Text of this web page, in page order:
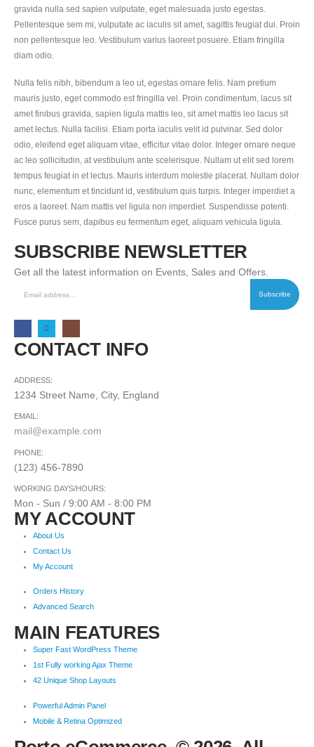
gravida nulla sed sapien vulputate, eget malesuada justo egestas.
Pellentesque sem mi, vulputate ac iaculis sit amet, sagittis feugiat dui. Proin
non pellentesque leo. Vestibulum varius laoreet posuere. Etiam fringilla
diam odio.
Nulla felis nibh, bibendum a leo ut, egestas ornare felis. Nam pretium
mauris justo, eget commodo est fringilla vel. Proin condimentum, lacus sit
amet finibus gravida, sapien ligula mattis leo, sit amet mattis leo lacus sit
amet lectus. Nulla facilisi. Etiam porta iaculis velit id pulvinar. Sed dolor
odio, eleifend eget aliquam vitae, efficitur vitae dolor. Integer ornare neque
ac leo sollicitudin, at vestibulum ante scelerisque. Nullam ut elit sed lorem
tempus feugiat in et lectus. Mauris interdum molestie placerat. Nullam dolor
nunc, elementum et tincidunt id, vestibulum quis turpis. Integer imperdiet a
eros a laoreet. Nam mattis vel ligula non imperdiet. Suspendisse potenti.
Fusce purus sem, dapibus eu fermentum eget, aliquam vehicula ligula.
SUBSCRIBE NEWSLETTER
Get all the latest information on Events, Sales and Offers.
CONTACT INFO
ADDRESS:
1234 Street Name, City, England
EMAIL:
mail@example.com
PHONE:
(123) 456-7890
WORKING DAYS/HOURS:
Mon - Sun / 9:00 AM - 8:00 PM
MY ACCOUNT
About Us
Contact Us
My Account
Orders History
Advanced Search
MAIN FEATURES
Super Fast WordPress Theme
1st Fully working Ajax Theme
42 Unique Shop Layouts
Powerful Admin Panel
Mobile & Retina Optimized